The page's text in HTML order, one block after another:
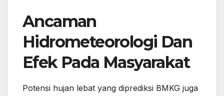
Ancaman
Hidrometeorologi Dan
Efek Pada Masyarakat
Potensi hujan lebat yang diprediksi BMKG juga